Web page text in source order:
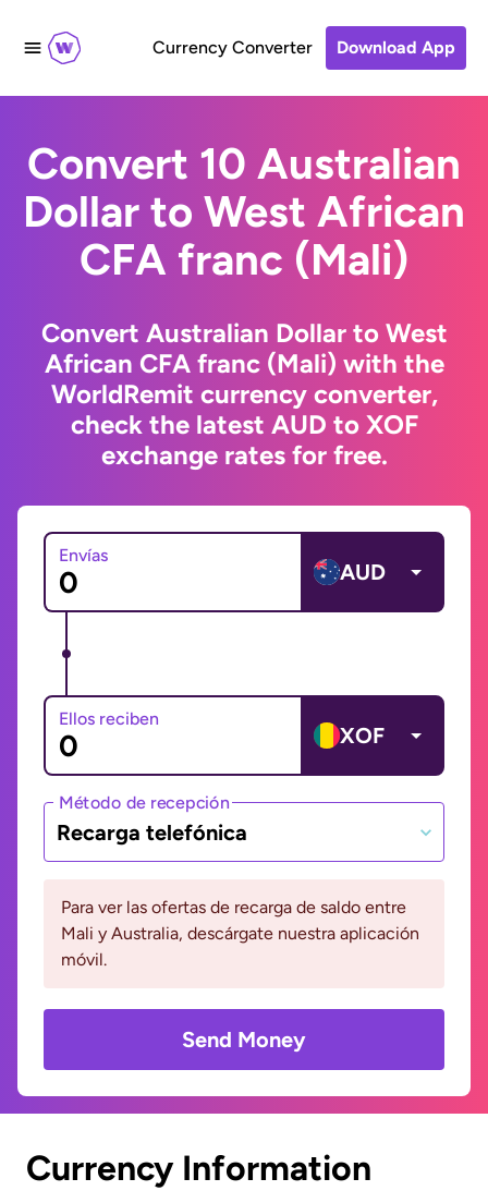
Currency Converter Download App
Convert 10 Australian
Dollar to West African
CFA franc (Mali)
Convert Australian Dollar to West
African CFA franc (Mali) with the
WorldRemit currency converter,
check the latest AUD to XOF
exchange rates for free.
Envías
AUD
Ellos reciben
XOF
Método de recepción
Recarga telefónica
Para ver las ofertas de recarga de saldo entre
Mali y Australia, descárgate nuestra aplicación
móvil.
Send Money
Currency Information